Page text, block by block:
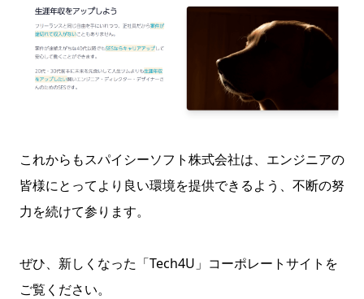
これからもスパイシーソフト株式会社は、エンジニアの
皆様にとってより良い環境を提供できるよう、不断の努
力を続けて参ります。
ぜひ、新しくなった「Tech4U」コーポレートサイトを
ご覧ください。